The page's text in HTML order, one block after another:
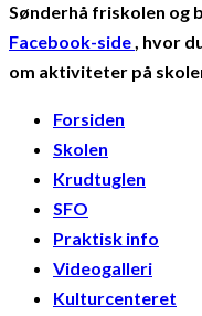
Sønderhå friskolen og
Facebook-side, hvor
om aktiviteter på
Forsiden
Skolen
Krudtuglen
SFO
Praktisk info
Videogalleri
Kulturcenteret